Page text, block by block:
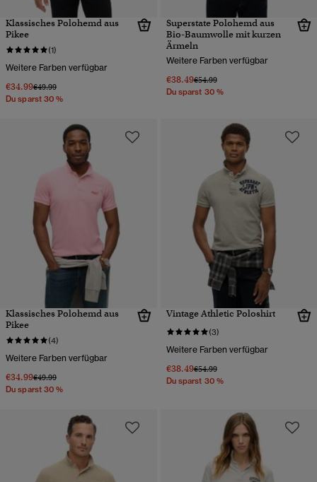
Klassisches Polohemd aus
Pikee
(1)
Weitere Farben verfügbar
€34.99Preis wurde reduziert von
€49.99bis
Du sparst 30 %
Superstate Polohemd aus
Bio-Baumwolle mit kurzen
Ärmeln
Weitere Farben verfügbar
€38.49Preis wurde reduziert von
€54.99bis
Du sparst 30 %
Klassisches Polohemd aus
Pikee
(4)
Weitere Farben verfügbar
€34.99Preis wurde reduziert von
€49.99bis
Du sparst 30 %
Vintage Athletic Poloshirt
(3)
Weitere Farben verfügbar
€38.49Preis wurde reduziert von
€54.99bis
Du sparst 30 %